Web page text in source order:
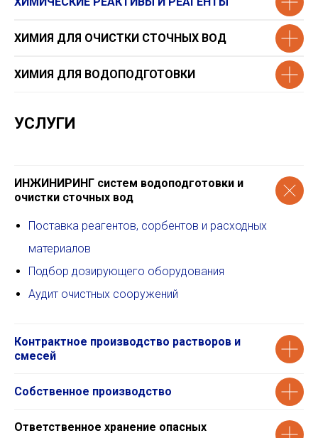
ХИМИЯ ДЛЯ ОЧИСТКИ СТОЧНЫХ ВОД
ХИМИЯ ДЛЯ ВОДОПОДГОТОВКИ
УСЛУГИ
ИНЖИНИРИНГ систем водоподготовки и
очистки сточных вод
Поставка реагентов, сорбентов и расходных
материалов
Подбор дозирующего оборудования
Аудит очистных сооружений
Контрактное производство растворов и
смесей
Собственное производство
Ответственное хранение опасных